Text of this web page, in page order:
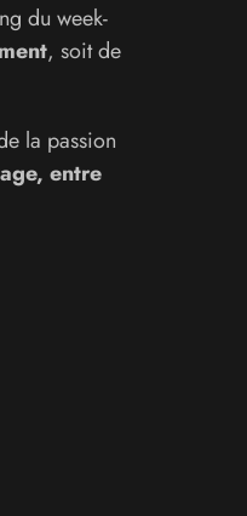
du week-
, soit de
la passion
entre